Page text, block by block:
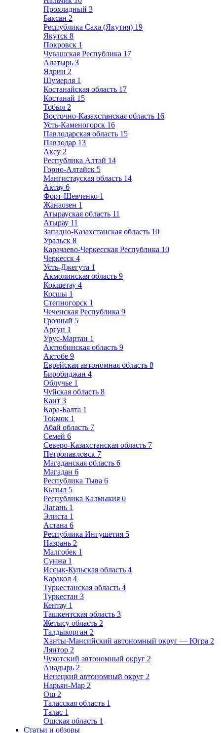
Прохладный 3
Баксан 2
Республика Саха (Якутия) 19
Якутск 8
Покровск 1
Чувашская Республика 17
Алатырь 3
Ядрин 2
Шумерля 1
Костанайская область 17
Костанай 15
Тобыл 2
Восточно-Казахстанская область 16
Усть-Каменогорск 16
Павлодарская область 15
Павлодар 13
Аксу 2
Республика Алтай 14
Горно-Алтайск 5
Мангистауская область 14
Актау 6
Форт-Шевченко 1
Жанаозен 1
Атырауская область 11
Атырау 11
Западно-Казахстанская область 10
Уральск 8
Карачаево-Черкесская Республика 10
Черкесск 4
Усть-Джегута 1
Акмолинская область 9
Кокшетау 4
Косшы 1
Степногорск 1
Чеченская Республика 9
Грозный 5
Аргун 1
Урус-Мартан 1
Актюбинская область 9
Актобе 9
Еврейская автономная область 8
Биробиджан 4
Облучье 1
Чуйская область 8
Кант 3
Кара-Балта 1
Токмок 1
Абай область 7
Семей 6
Северо-Казахстанская область 7
Петропавловск 7
Магаданская область 6
Магадан 6
Республика Тыва 6
Кызыл 5
Республика Калмыкия 6
Лагань 1
Элиста 1
Астана 6
Республика Ингушетия 5
Назрань 2
Малгобек 1
Сунжа 1
Иссык-Кульская область 4
Каракол 4
Туркестанская область 4
Туркестан 3
Кентау 1
Ташкентская область 3
Жетысу область 2
Талдыкорган 2
Ханты-Мансийский автономный округ — Югра 2
Лянтор 2
Чукотский автономный округ 2
Анадырь 2
Ненецкий автономный округ 2
Нарьян-Мар 2
Ош 2
Таласская область 1
Талас 1
Ошская область 1
Статьи и обзоры